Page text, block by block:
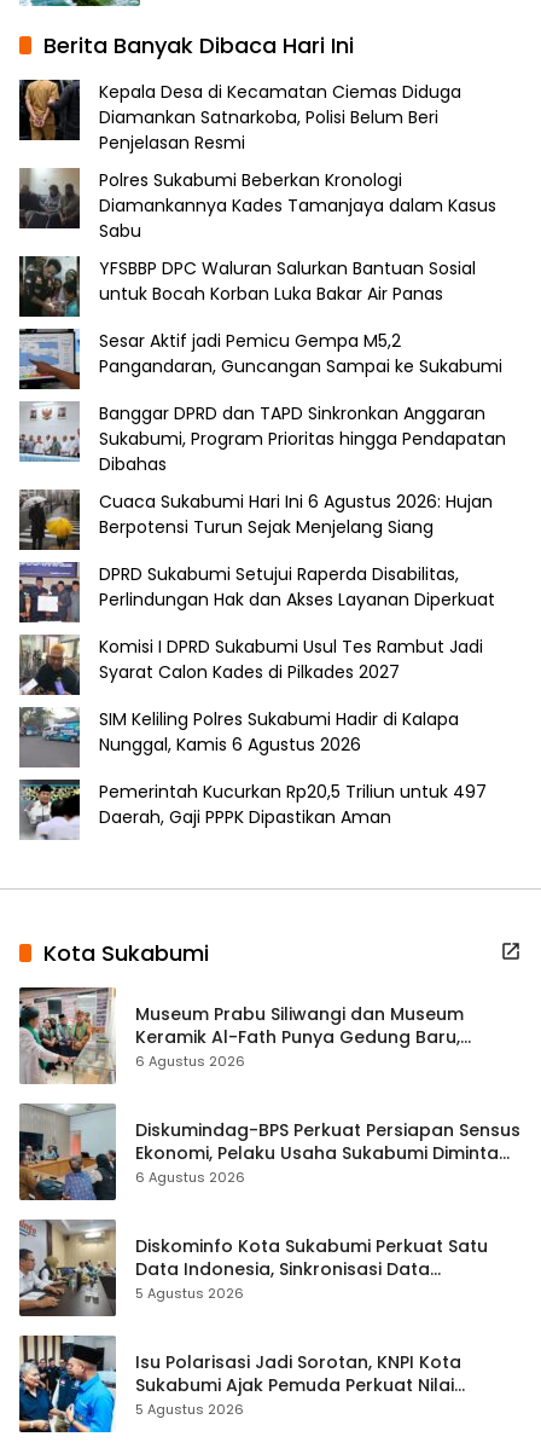
Berita Banyak Dibaca Hari Ini
Kepala Desa di Kecamatan Ciemas Diduga
Diamankan Satnarkoba, Polisi Belum Beri
Penjelasan Resmi
Polres Sukabumi Beberkan Kronologi
Diamankannya Kades Tamanjaya dalam Kasus
Sabu
YFSBBP DPC Waluran Salurkan Bantuan Sosial
untuk Bocah Korban Luka Bakar Air Panas
Sesar Aktif jadi Pemicu Gempa M5,2
Pangandaran, Guncangan Sampai ke Sukabumi
Banggar DPRD dan TAPD Sinkronkan Anggaran
Sukabumi, Program Prioritas hingga Pendapatan
Dibahas
Cuaca Sukabumi Hari Ini 6 Agustus 2026: Hujan
Berpotensi Turun Sejak Menjelang Siang
DPRD Sukabumi Setujui Raperda Disabilitas,
Perlindungan Hak dan Akses Layanan Diperkuat
Komisi I DPRD Sukabumi Usul Tes Rambut Jadi
Syarat Calon Kades di Pilkades 2027
SIM Keliling Polres Sukabumi Hadir di Kalapa
Nunggal, Kamis 6 Agustus 2026
Pemerintah Kucurkan Rp20,5 Triliun untuk 497
Daerah, Gaji PPPK Dipastikan Aman
Kota Sukabumi
Museum Prabu Siliwangi dan Museum
Keramik Al-Fath Punya Gedung Baru,
Hampir 500 Koleksi Dipisahkan
6 Agustus 2026
Diskumindag-BPS Perkuat Persiapan Sensus
Ekonomi, Pelaku Usaha Sukabumi Diminta
Terbuka Beri Data
6 Agustus 2026
Diskominfo Kota Sukabumi Perkuat Satu
Data Indonesia, Sinkronisasi Data
Kewilayahan Dikebut
5 Agustus 2026
Isu Polarisasi Jadi Sorotan, KNPI Kota
Sukabumi Ajak Pemuda Perkuat Nilai
Kebangsaan
5 Agustus 2026